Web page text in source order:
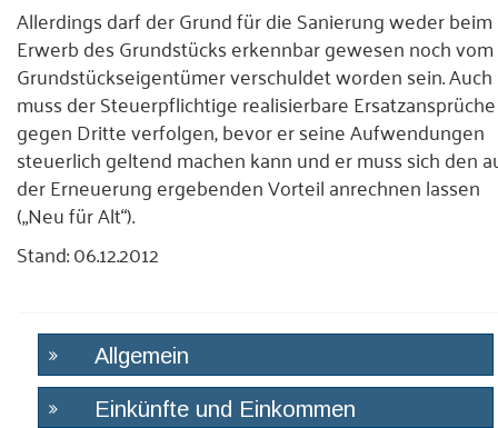
Allerdings darf der Grund für die Sanierung weder beim
Erwerb des Grundstücks erkennbar gewesen noch vom
Grundstückseigentümer verschuldet worden sein. Auch
muss der Steuerpflichtige realisierbare Ersatzansprüche
gegen Dritte verfolgen, bevor er seine Aufwendungen
steuerlich geltend machen kann und er muss sich den
der Erneuerung ergebenden Vorteil anrechnen lassen
(„Neu für Alt“).
Stand: 06.12.2012
Allgemein
Einkünfte und Einkommen